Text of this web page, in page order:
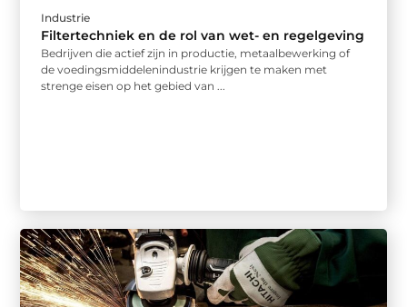
Industrie
Filtertechniek en de rol van wet- en regelgeving
Bedrijven die actief zijn in productie, metaalbewerking of
de voedingsmiddelenindustrie krijgen te maken met
strenge eisen op het gebied van ...